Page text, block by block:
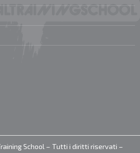
School – Tutti i diritti riservati –